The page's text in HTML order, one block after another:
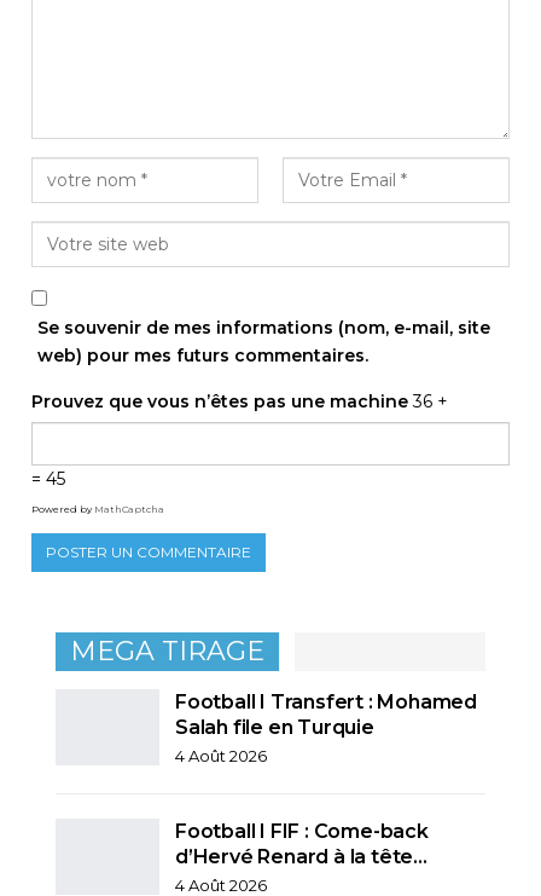
Se souvenir de mes informations (nom, e-mail, site
web) pour mes futurs commentaires.
Prouvez que vous n’êtes pas une machine 36 +
= 45
Powered by MathCaptcha
MEGA TIRAGE
Football I Transfert : Mohamed
Salah file en Turquie
4 Août 2026
Football I FIF : Come-back
d’Hervé Renard à la tête…
4 Août 2026